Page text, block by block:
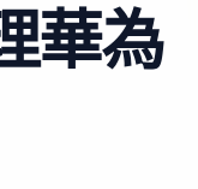
華為